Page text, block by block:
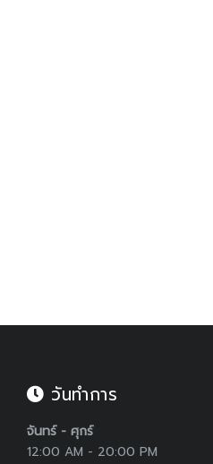
วันทำการ
จันทร์ - ศุกร์
12:00 AM - 20:00 PM